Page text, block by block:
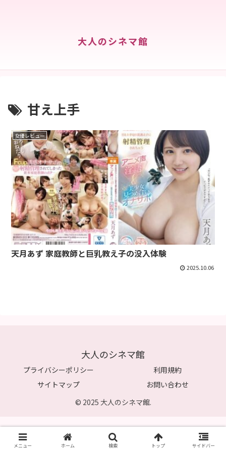
大人のシネマ館
甘え上手
女優レビュー
天月あず 家庭教師と巨乳教え子の没入体験
2025.10.06
大人のシネマ館
プライバシーポリシー
利用規約
サイトマップ
お問い合わせ
© 2025 大人のシネマ館.
メニュー ホーム 検索 トップ サイドバー